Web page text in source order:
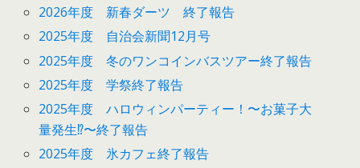
2026年度 新春ダーツ 終了報告
2025年度 自治会新聞12月号
2025年度 冬のワンコインバスツアー終了報告
2025年度 学祭終了報告
2025年度 ハロウィンパーティー！〜お菓子大
量発生⁉︎〜終了報告
2025年度 氷カフェ終了報告